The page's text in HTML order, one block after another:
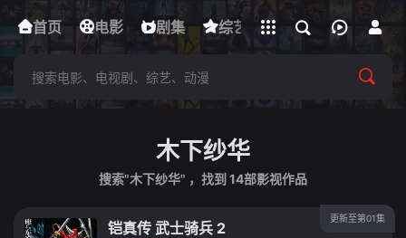
首页 电影 剧集 综艺 动漫 短剧
下载客户端
立即登录
木下纱华
搜索"木下纱华" ，找到 14部影视作品
更新至第01集
铠真传 武士骑兵 2